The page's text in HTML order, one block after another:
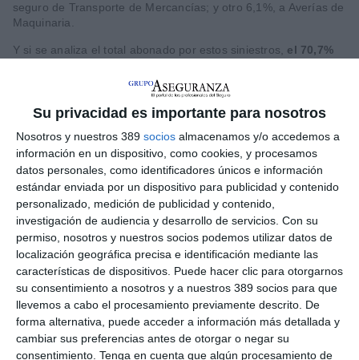
Su privacidad es importante para nosotros
Nosotros y nuestros 389 socios almacenamos y/o accedemos a
información en un dispositivo, como cookies, y procesamos
datos personales, como identificadores únicos e información
estándar enviada por un dispositivo para publicidad y contenido
personalizado, medición de publicidad y contenido,
investigación de audiencia y desarrollo de servicios. Con su
permiso, nosotros y nuestros socios podemos utilizar datos de
localización geográfica precisa e identificación mediante las
características de dispositivos. Puede hacer clic para otorgarnos
su consentimiento a nosotros y a nuestros 389 socios para que
llevemos a cabo el procesamiento previamente descrito. De
forma alternativa, puede acceder a información más detallada y
cambiar sus preferencias antes de otorgar o negar su
consentimiento. Tenga en cuenta que algún procesamiento de
seguro de Transporte de Mercancías; y otro 6,1%, a Averías de
Maquinaria.
Y si se analiza el total abonado por estos siniestros, el 70,7%
Multirriesgo Industrial;un 8,7%, por una de Transportes de
Mercancías; y un 6,6%, por la cobertura de cascos en el
transporte o protección del vehículo empleado para desplazar
Las pólizas de Construcción , que cubren los daños que
puedan surgir durante la fase de construcción de una obra,
atendieron los siniestros más graves, teniendo que efectuar las
compañías pagos de12.927 euros de media por incidente
bien, el
siniestro más costoso
dentro del ramo de
Construcción alcanzó los
187.200 euros.
Otros ramos que desembolsan indemnizaciones elevadas
son:Montaje, 11.758 euros de media;cascos (8.254 euros) e
incendios industriales(7.016 euros). Según las cifras que
maneja el Consorcio de Compensación de Seguros (CCS), el
valor de los activos protegidos a través de las pólizas
industriales –sumando los componentes de oficinas, comercios
e industrias– superaba los 1,92 billones de euros en 2023, un